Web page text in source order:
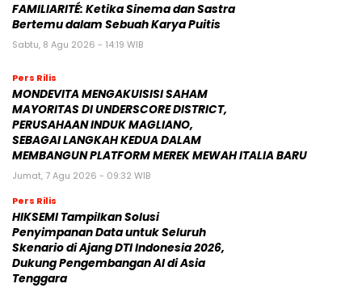
FAMILIARITÉ: Ketika Sinema dan Sastra
Bertemu dalam Sebuah Karya Puitis
Sabtu, 8 Agu 2026 - 14:19 WIB
Pers Rilis
MONDEVITA MENGAKUISISI SAHAM
MAYORITAS DI UNDERSCORE DISTRICT,
PERUSAHAAN INDUK MAGLIANO,
SEBAGAI LANGKAH KEDUA DALAM
MEMBANGUN PLATFORM MEREK MEWAH ITALIA BARU
Jumat, 7 Agu 2026 - 09:32 WIB
Pers Rilis
HIKSEMI Tampilkan Solusi
Penyimpanan Data untuk Seluruh
Skenario di Ajang DTI Indonesia 2026,
Dukung Pengembangan AI di Asia
Tenggara